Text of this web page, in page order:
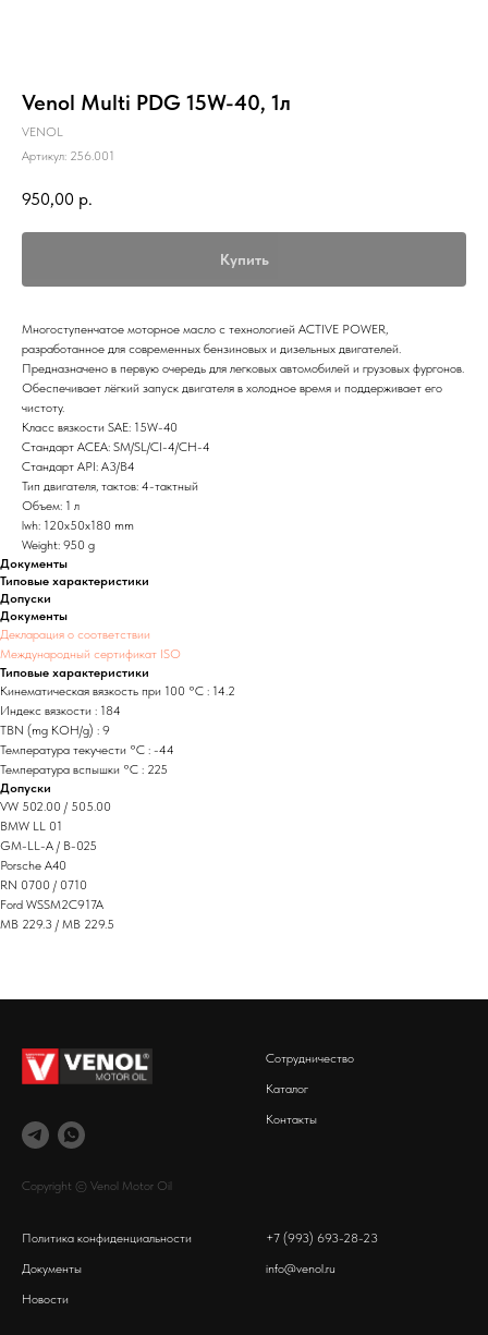
Venol Multi PDG 15W-40, 1л
VENOL
Артикул: 256.001
950,00 р.
Купить
Многоступенчатое моторное масло с технологией ACTIVE POWER,
разработанное для современных бензиновых и дизельных двигателей.
Предназначено в первую очередь для легковых автомобилей и грузовых фургонов.
Обеспечивает лёгкий запуск двигателя в холодное время и поддерживает его
чистоту.
Класс вязкости SAE: 15W-40
Стандарт ACEA: SM/SL/CI-4/CH-4
Стандарт API: A3/B4
Тип двигателя, тактов: 4-тактный
Объем: 1 л
lwh: 120x50x180 mm
Weight: 950 g
Документы
Типовые характеристики
Допуски
Документы
Декларация о соответствии
Международный сертификат ISO
Типовые характеристики
Кинематическая вязкость при 100 °C : 14.2
Индекс вязкости : 184
TBN (mg KOH/g) : 9
Температура текучести °C : -44
Температура вспышки °C : 225
Допуски
VW 502.00 / 505.00
BMW LL 01
GM-LL-A / B-025
Porsche A40
RN 0700 / 0710
Ford WSSM2C917A
MB 229.3 / MB 229.5
Copyright © Venol Motor Oil
Сотрудничество
Каталог
Контакты
Политика конфиденциальности
Документы
Новости
+7 (993) 693-28-23
info@venol.ru